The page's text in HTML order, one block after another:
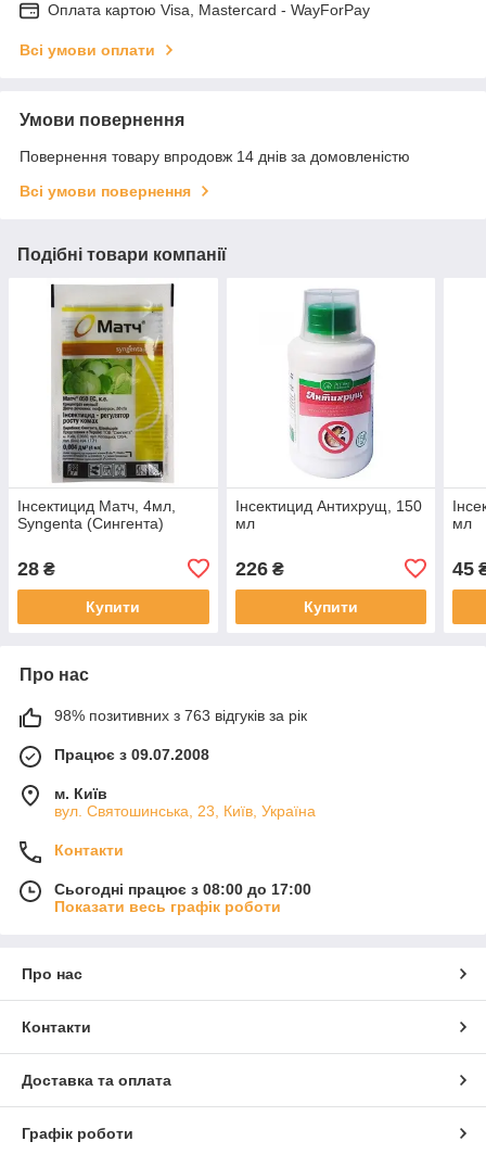
Оплата картою Visa, Mastercard - WayForPay
Всі умови оплати
Умови повернення
Повернення товару впродовж 14 днів за домовленістю
Всі умови повернення
Подібні товари компанії
Інсектицид Матч, 4мл,
Syngenta (Сингента)
28 ₴
Купити
Інсектицид Антихрущ, 150
мл
226₴
Купити
мл
45
Про нас
98% позитивних з 763 відгуків за рік
Працює з 09.07.2008
м. Київ
вул. Святошинська, 23, Київ, Україна
Контакти
Сьогодні працює з 08:00 до 17:00
Показати весь графік роботи
Про нас
Контакти
Доставка та оплата
Графік роботи